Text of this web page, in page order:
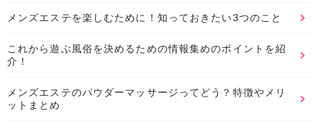
メンズエステを楽しむために！知っておきたい3つのこと
これから遊ぶ風俗を決めるための情報集めのポイントを紹
介！
メンズエステのパウダーマッサージってどう？特徴やメリ
ットまとめ